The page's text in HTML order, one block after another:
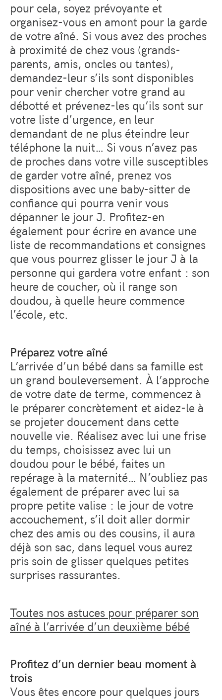
pour cela, soyez prévoyante et
organisez-vous en amont pour la garde
de votre aîné. Si vous avez des proches
à proximité de chez vous (grands-
parents, amis, oncles ou tantes),
demandez-leur s’ils sont disponibles
pour venir chercher votre grand au
débotté et prévenez-les qu’ils sont sur
votre liste d’urgence, en leur
demandant de ne plus éteindre leur
téléphone la nuit… Si vous n’avez pas
de proches dans votre ville susceptibles
de garder votre aîné, prenez vos
dispositions avec une baby-sitter de
confiance qui pourra venir vous
dépanner le jour J. Profitez-en
également pour écrire en avance une
liste de recommandations et consignes
que vous pourrez glisser le jour J à la
personne qui gardera votre enfant : son
heure de coucher, où il range son
doudou, à quelle heure commence
l’école, etc.
Préparez votre aîné
L’arrivée d’un bébé dans sa famille est
un grand bouleversement. À l’approche
de votre date de terme, commencez à
le préparer concrètement et aidez-le à
se projeter doucement dans cette
nouvelle vie. Réalisez avec lui une frise
du temps, choisissez avec lui un
doudou pour le bébé, faites un
repérage à la maternité… N’oubliez pas
également de préparer avec lui sa
propre petite valise : le jour de votre
accouchement, s’il doit aller dormir
chez des amis ou des cousins, il aura
déjà son sac, dans lequel vous aurez
pris soin de glisser quelques petites
surprises rassurantes.
Toutes nos astuces pour préparer son
aîné à l’arrivée d’un deuxième bébé
Profitez d’un dernier beau moment à
trois
Vous êtes encore pour quelques jours